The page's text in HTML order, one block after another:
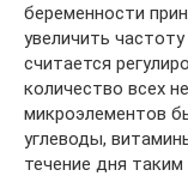
беременности
увеличить
считается
количество всех
микроэлементов
углеводы,
течение дня